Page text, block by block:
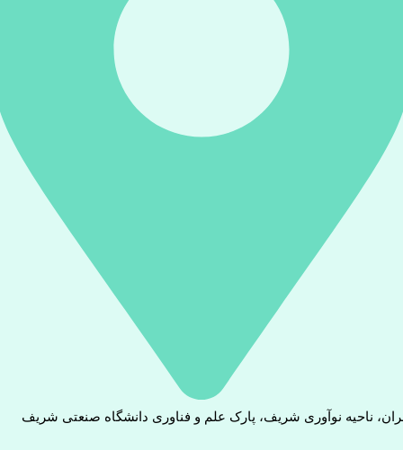
ناحیه نوآوری شریف، پارک علم و فناوری دانشگاه صنعتی شریف